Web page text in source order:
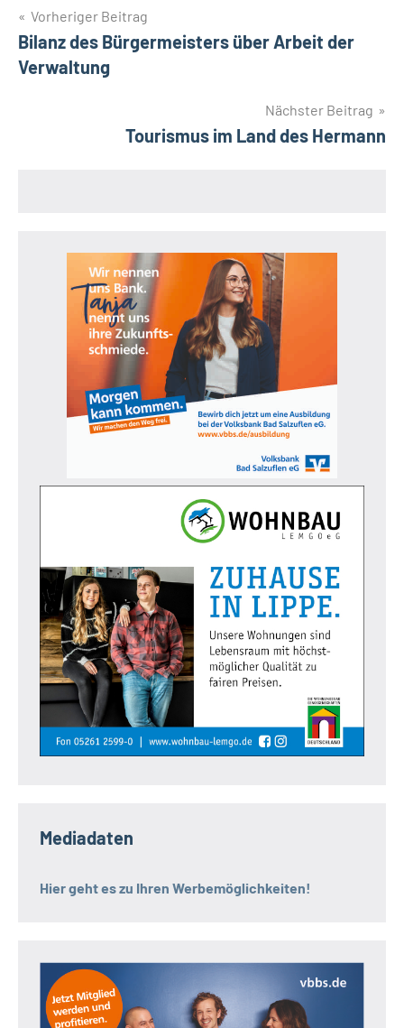
Beitragsnavigation
Vorheriger Beitrag
Bilanz des Bürgermeisters über Arbeit der
Verwaltung
Nächster Beitrag
Tourismus im Land des Hermann
Mediadaten
Hier geht es zu Ihren Werbemöglichkeiten!